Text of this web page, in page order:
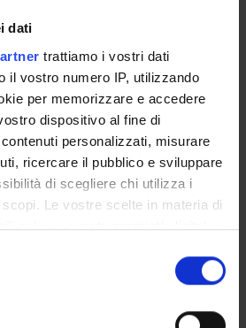
dati
trattiamo i vostri dati
il vostro numero IP, utilizzando
per memorizzare e accedere
dispositivo al fine di
personalizzati, misurare
ricercare il pubblico e sviluppare
di scegliere chi utilizza i
Le vostre scelte in materia di
solo su questa proprietà digitale
il proprio consenso in qualsiasi
sui cookie o facendo clic